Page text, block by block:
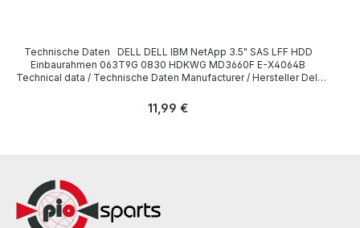
Technische Daten DELL DELL IBM NetApp 3.5" SAS LFF HDD
Einbaurahmen 063T9G 0830 HDKWG MD3660F E-X4064B
Technical data / Technische Daten Manufacturer / Hersteller Dell
063T9G 0830 HDKWG MD3660F E-X4064B Compatibility /
overhauled and tested by us. Die Hardware wurde von uns überholt
pages of the manufacturer. Weitere Informationen und Details
Regulärer Preis:
11,99 €